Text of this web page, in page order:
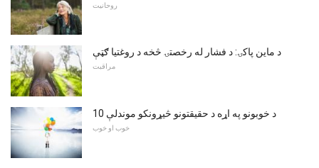
روحانیت
د ماین پاکۍ: د فشار له رخصتۍ څخه د روغتیا ګټې
مراقبت
10 د خوبونو په اړه د حقیقتونو څیړونکو موندلې
خوب او خوب